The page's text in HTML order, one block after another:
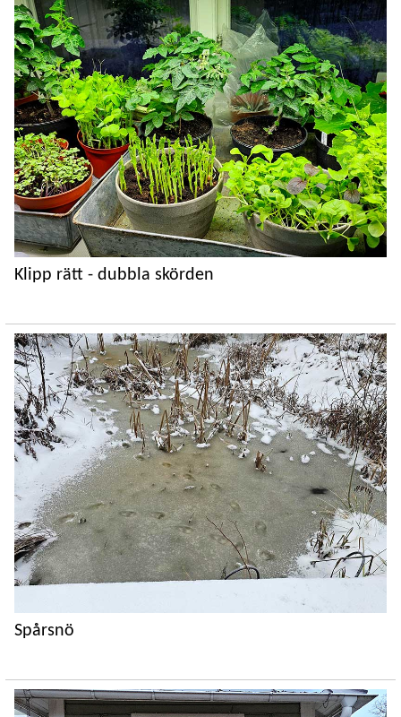
Klipp rätt - dubbla skörden
Spårsnö